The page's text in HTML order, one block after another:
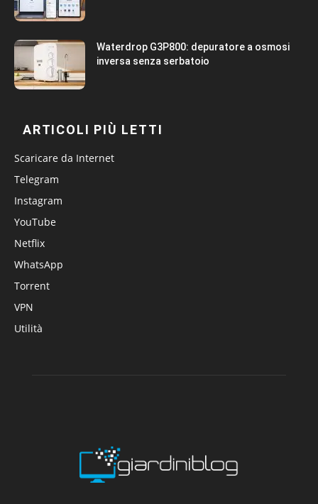
Waterdrop G3P800: depuratore a osmosi
inversa senza serbatoio
ARTICOLI PIÙ LETTI
Scaricare da Internet
Telegram
Instagram
YouTube
Netflix
WhatsApp
Torrent
VPN
Utilità